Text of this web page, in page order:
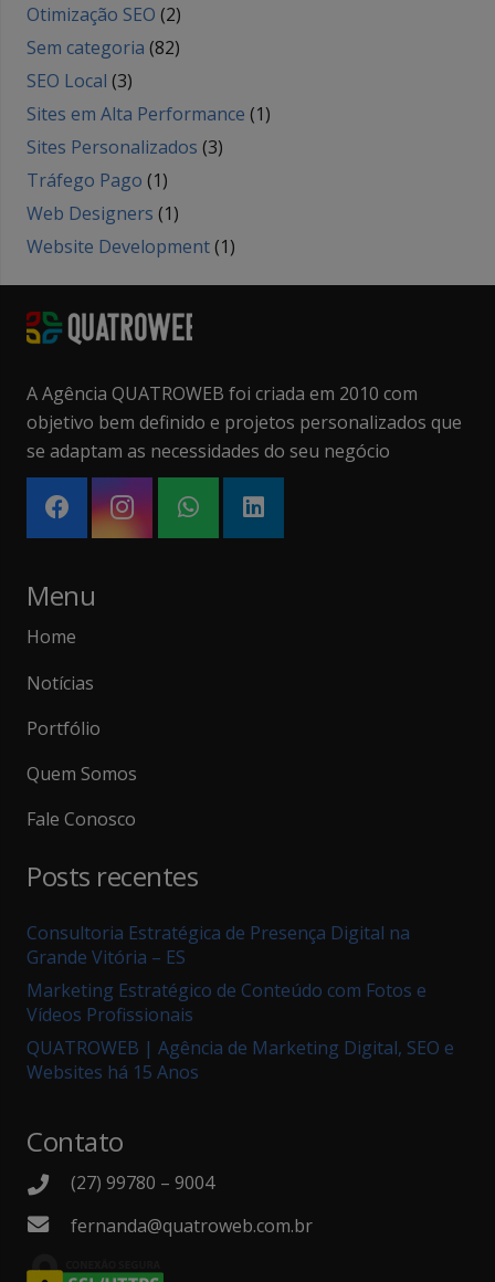
Otimização SEO (2)
Sem categoria (82)
SEO Local (3)
Sites em Alta Performance (1)
Sites Personalizados (3)
Tráfego Pago (1)
Web Designers (1)
Website Development(1)
A Agência QUATROWEB foi criada em 2010 com
objetivo bem definido e projetos personalizados que
se adaptam as necessidades do seu negócio
Menu
Home
Notícias
Portfólio
Quem Somos
Fale Conosco
Posts recentes
Consultoria Estratégica de Presença Digital na
Grande Vitória – ES
Marketing Estratégico de Conteúdo com Fotos e
Vídeos Profissionais
QUATROWEB | Agência de Marketing Digital, SEO e
Websites há 15 Anos
Contato
(27) 99780 – 9004
fernanda@quatroweb.com.br